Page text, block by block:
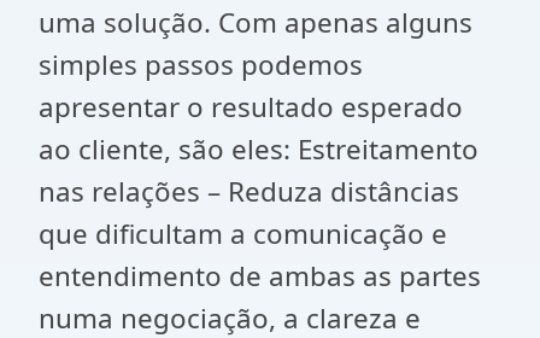
uma solução. Com apenas alguns
simples passos podemos
apresentar o resultado esperado
ao cliente, são eles: Estreitamento
nas relações – Reduza distâncias
que dificultam a comunicação e
entendimento de ambas as partes
numa negociação, a clareza e